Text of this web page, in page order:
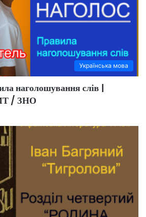
Українська мова
наголошування слів |
/ ЗНО